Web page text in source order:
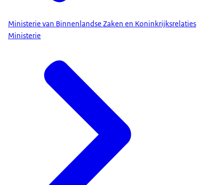
Ministerie van Binnenlandse Zaken en Koninkrijksrelaties
Ministerie